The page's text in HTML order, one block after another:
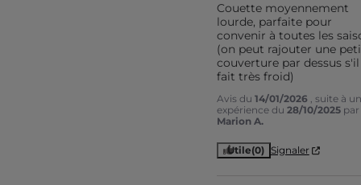
Couette moyennement
lourde, parfaite pour
convenir à toutes les
(on peut rajouter une
couverture par dessus s'il
fait très froid)
Avis du 14/01/2026 , suite à
expérience du 28/10/2025 par
Marion A.
Utile(0) Signaler